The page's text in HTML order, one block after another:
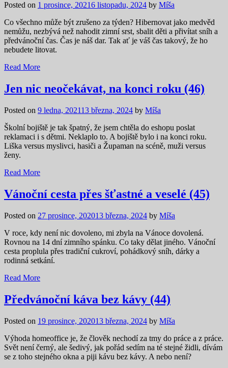
Posted on 1 prosince, 20216 listopadu, 2024 by Míša
Co všechno může být zrušeno za týden? Hibernovat jako medvěd
nemůžu, nezbývá než nahodit zimní srst, sbalit děti a přivítat sníh a
předvánoční čas. Čas je náš dar. Tak ať je váš čas takový, že ho
nebudete litovat.
Read More
Jen nic neočekávat, na konci roku (46)
Posted on 9 ledna, 202113 března, 2024 by Míša
Školní bojiště je tak špatný, že jsem chtěla do eshopu poslat
reklamaci i s dětmi. Neklaplo to. A bojiště bylo i na konci roku.
Liška versus myslivci, hasiči a Župaman na scéně, muži versus
ženy.
Read More
Vánoční cesta přes šťastné a veselé (45)
Posted on 27 prosince, 202013 března, 2024 by Míša
V roce, kdy není nic dovoleno, mi zbyla na Vánoce dovolená.
Rovnou na 14 dní zimního spánku. Co taky dělat jiného. Vánoční
cesta proplula přes tradiční cukroví, pohádkový sníh, dárky a
rodinná setkání.
Read More
Předvánoční káva bez kávy (44)
Posted on 19 prosince, 202013 března, 2024 by Míša
Výhoda homeoffice je, že člověk nechodí za tmy do práce a z práce.
Svět není černý, ale šedivý, jak pořád sedím na té stejné židli, dívám
se z toho stejného okna a piji kávu bez kávy. A nebo není?